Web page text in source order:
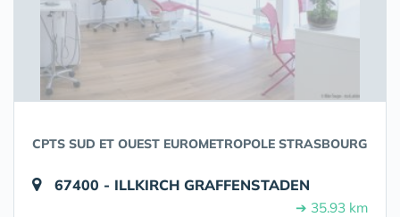
CPTS SUD ET OUEST EUROMETROPOLE STRASBOURG
67400 - ILLKIRCH GRAFFENSTADEN
➔ 35.93 km